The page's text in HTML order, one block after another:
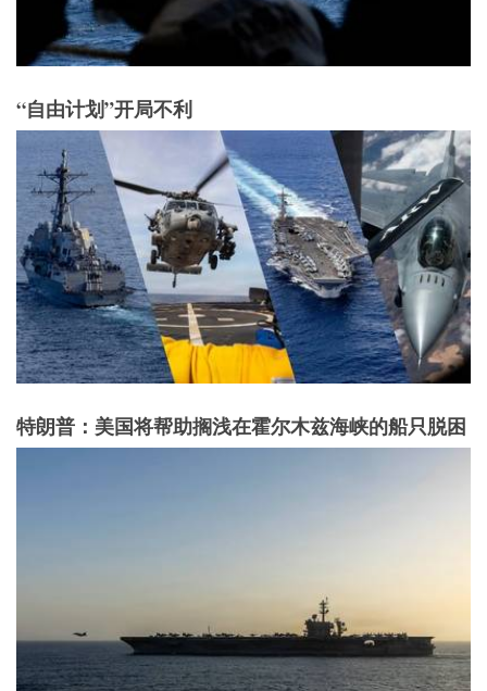
“自由计划”开局不利
特朗普：美国将帮助搁浅在霍尔木兹海峡的船只脱困